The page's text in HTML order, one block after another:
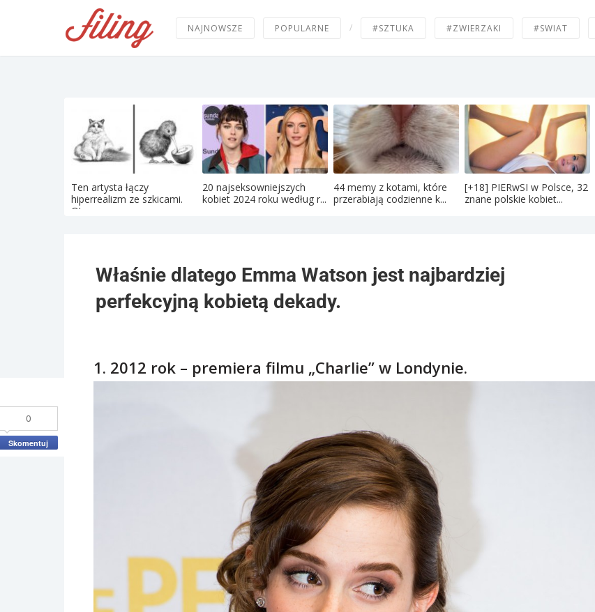
NAJNOWSZE POPULARNE / #SZTUKA #ZWIERZAKI #SWIAT
Ten artysta łączy
hiperrealizm ze szkicami.
Oto...
20 najseksowniejszych
kobiet 2024 roku według r...
44 memy z kotami, które
przerabiają codzienne k...
[+18] PIERwSI w Polsce, 32
znane polskie kobiet...
Właśnie dlatego Emma Watson jest najbardziej
perfekcyjną kobietą dekady.
0
Skomentuj
1. 2012 rok – premiera filmu „Charlie” w Londynie.